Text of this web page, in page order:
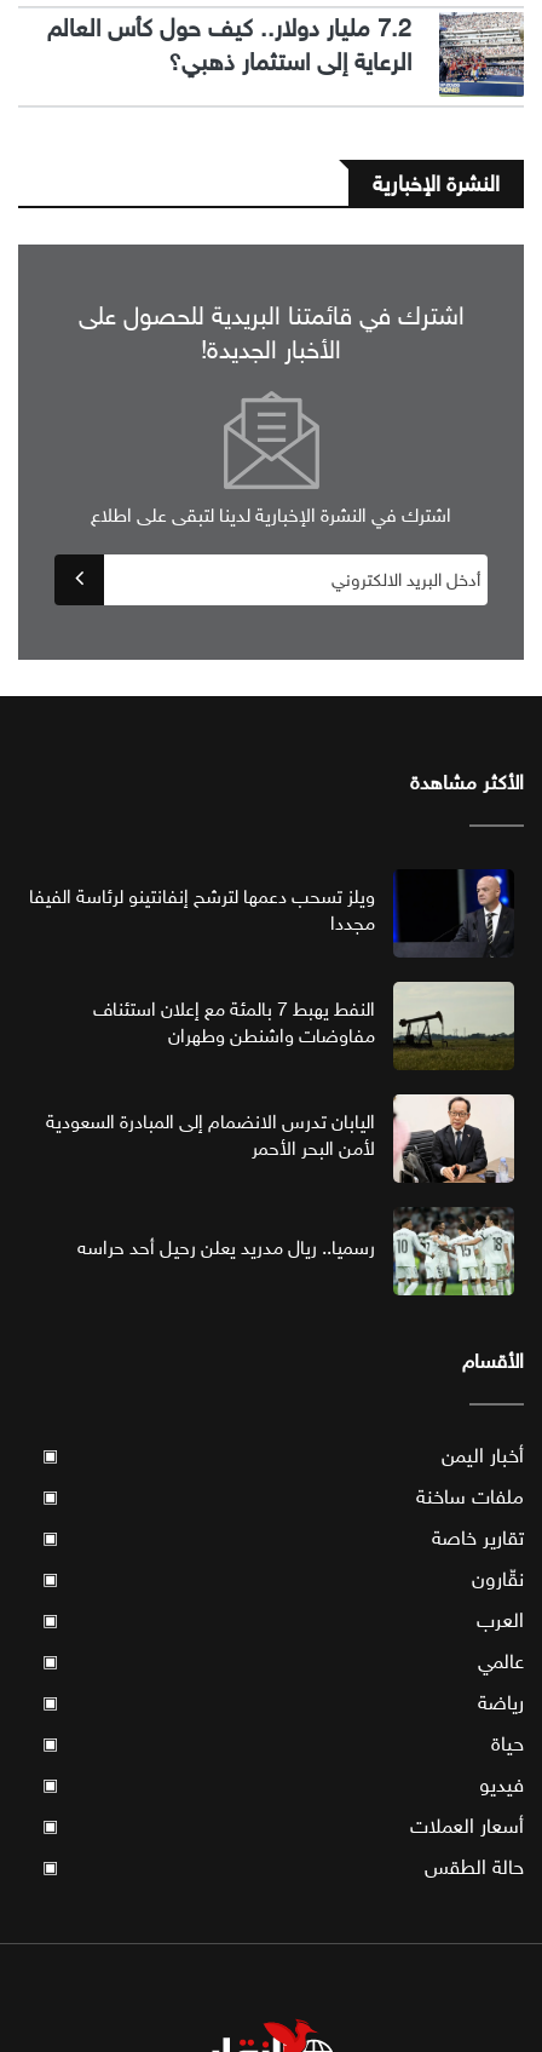
7.2 مليار دولار.. كيف حول كأس العالم
الرعاية إلى استثمار ذهبي؟
النشرة الإخبارية
اشترك في قائمتنا البريدية للحصول على
الأخبار الجديدة!
اشترك في النشرة الإخبارية لدينا لتبقى على اطلاع
الأكثر مشاهدة
ويلز تسحب دعمها لترشح إنفانتينو لرئاسة الفيفا
مجددا
النفط يهبط 7 بالمئة مع إعلان استئناف
مفاوضات واشنطن وطهران
اليابان تدرس الانضمام إلى المبادرة السعودية
لأمن البحر الأحمر
رسميا.. ريال مدريد يعلن رحيل أحد حراسه
الأقسام
أخبار اليمن ▣
ملفات ساخنة ▣
تقارير خاصة ▣
نقّارون ▣
العرب ▣
عالمي ▣
رياضة ▣
حياة ▣
فيديو ▣
أسعار العملات ▣
حالة الطقس ▣